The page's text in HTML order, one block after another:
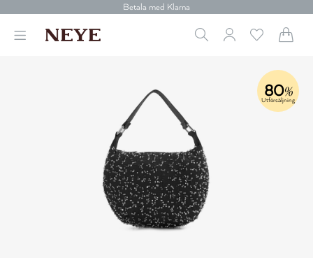
Betala med Klarna
Gratis frakt över 699 kr.
80%
Utförsäljning